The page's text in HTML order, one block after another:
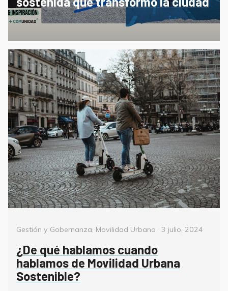
Categorías
Gestión y Gobernanza, Movilidad Urbana
Posted
3 julio, 2024
¿De qué hablamos cuando
hablamos de Movilidad Urbana
Sostenible?